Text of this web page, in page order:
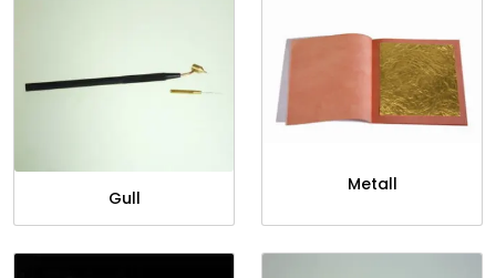
Gull
Metall